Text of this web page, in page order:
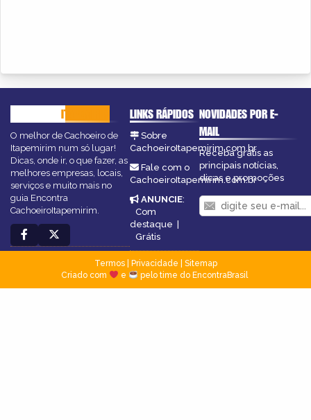
ITAPEMIRIM
O melhor de Cachoeiro de
Itapemirim num só lugar!
Dicas, onde ir, o que fazer, as
melhores empresas, locais,
serviços e muito mais no
guia Encontra
CachoeiroItapemirim.
LINKS RÁPIDOS
Sobre
CachoeiroItapemirim.com.br
Fale com o
CachoeiroItapemirim.com.br
ANUNCIE:
Com
destaque |
Grátis
NOVIDADES POR E-
MAIL
Receba grátis as
principais notícias,
dicas e promoções
Termos| Privacidade
Sitemap
Criado com
e pelo time do EncontraBrasil